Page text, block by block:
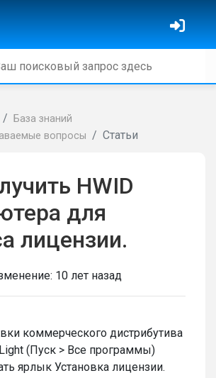
База знаний
вопросы
Статьи
HWID
для
лицензии.
10 лет назад
коммерческого дистрибутива
(Пуск > Все программы)
ярлык Установка лицензии.